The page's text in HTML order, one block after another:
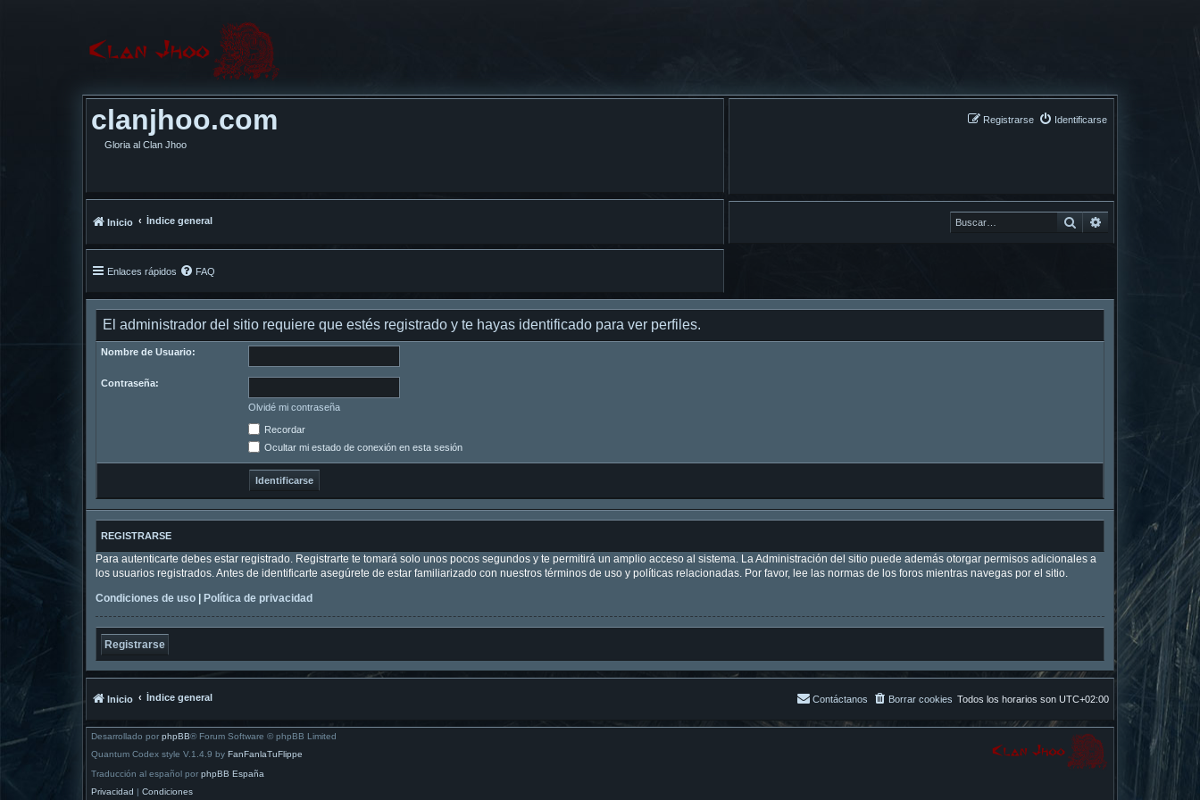
clanjhoo.com
Gloria al Clan Jhoo
Identificarse
Registrarse
Buscar
Inicio Índice general
Enlaces rápidos FAQ
El administrador del sitio requiere que estés registrado y te hayas identificado para ver perfiles.
Nombre de Usuario:
Contraseña:
Olvidé mi contraseña
Recordar
Ocultar mi estado de conexión en esta sesión
REGISTRARSE
Para autenticarte debes estar registrado. Registrarte te tomará solo unos pocos segundos y te permitirá un amplio acceso al sistema. La Administración del sitio puede además otorgar permisos adicionales a
los usuarios registrados. Antes de identificarte asegúrete de estar familiarizado con nuestros términos de uso y políticas relacionadas. Por favor, lee las normas de los foros mientras navegas por el sitio.
Condiciones de uso
Política de privacidad
Registrarse
Inicio Índice general Todos los horarios son UTC+02:00
Borrar cookies
Contáctanos
Desarrollado por phpBB® Forum Software © phpBB Limited
Quantum Codex style V.1.4.9 by FanFanlaTuFlippe
Traducción al español por phpBB España
Privacidad | Condiciones